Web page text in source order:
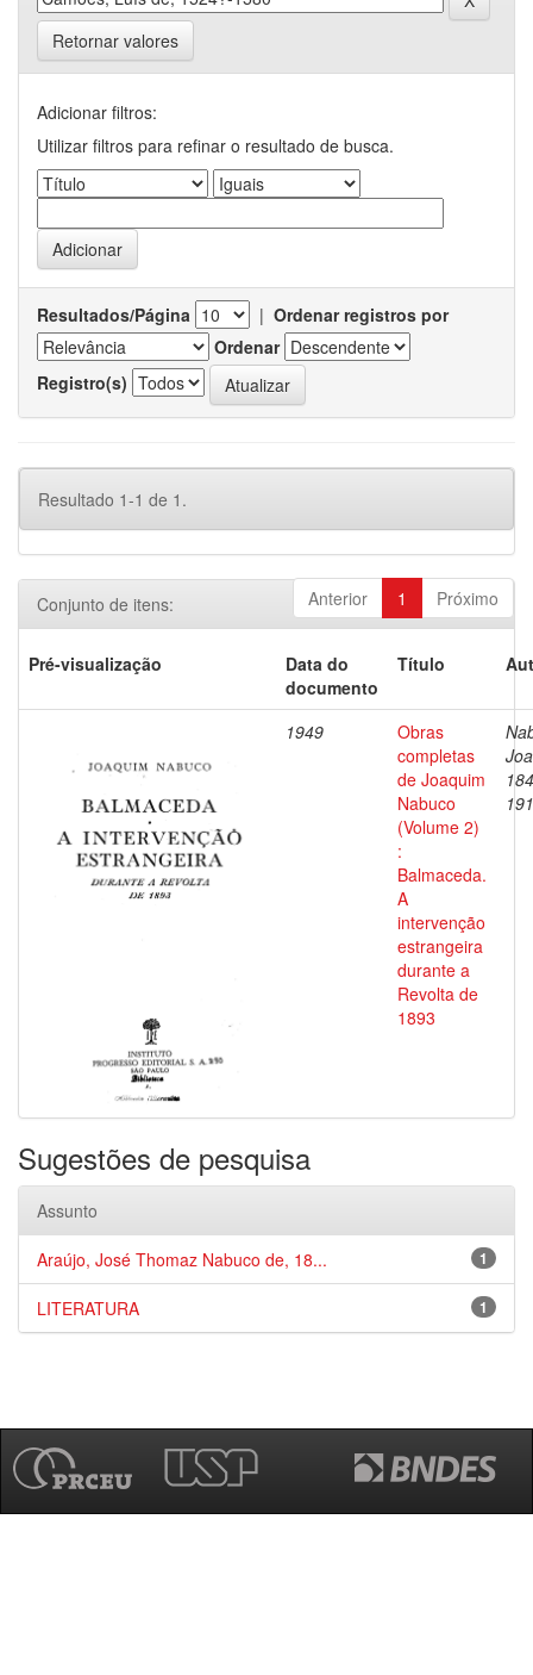
Retornar valores
Adicionar filtros:
Utilizar filtros para refinar o resultado de busca.
Resultados/Página | Ordenar registros por
Ordenar
Registro(s)
Resultado 1-1 de 1.
Anterior 1 Próximo
Conjunto de itens:
Pré-visualização
Data do
documento
Título
1949
Obras
completas
de Joaquim
Nabuco
(Volume 2)
:
Balmaceda.
A
intervenção
estrangeira
durante a
Revolta de
1893
Sugestões de pesquisa
Assunto
1
Araújo, José Thomaz Nabuco de, 18...
1
LITERATURA